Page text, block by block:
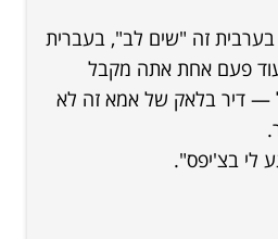
זה "שים לב", בעברית
פעם אחת אתה מקבל
— דיר בלאק של אמא זה לא
לי בצ'יפס".